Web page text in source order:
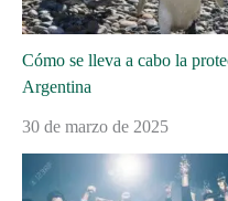
Cómo se lleva a cabo la
Argentina
30 de marzo de 2025